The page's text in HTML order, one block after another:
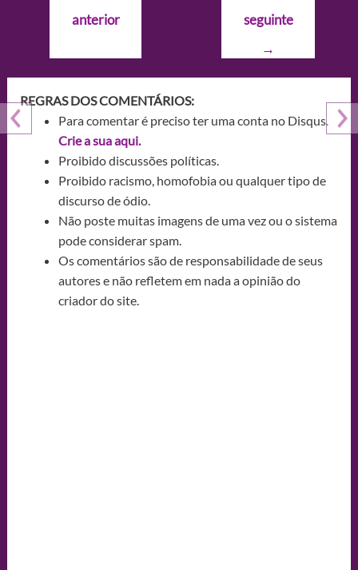
Postanterior
seguinte
→
REGRAS DOS COMENTÁRIOS:
Para comentar é preciso ter uma conta no Disqus.
Crie a sua aqui.
Proibido discussões políticas.
Proibido racismo, homofobia ou qualquer tipo de
discurso de ódio.
Não poste muitas imagens de uma vez ou o sistema
pode considerar spam.
Os comentários são de responsabilidade de seus
autores e não refletem em nada a opinião do
criador do site.